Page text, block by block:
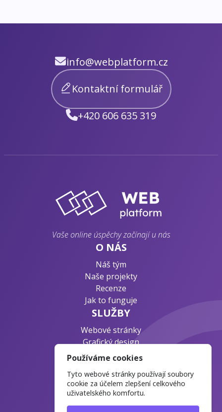
info@webplatform.cz
Kontaktní formulář
+420 606 635 319
Vaše online úspěchy začínají u nás
O NÁS
Náš tým
Naše projekty
Recenze
Jak to funguje
SLUŽBY
Webové stránky
Grafický design
Byznys konzultace
Ochrana osobních údajů
Časté otázky
Blog o webdesignu
Používáme cookies
Tyto webové stránky používají soubory
cookie za účelem zlepšení celkového
uživatelského komfortu.